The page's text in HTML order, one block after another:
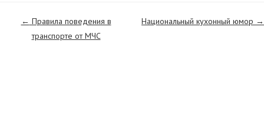
Страницы
← Правила поведения в
транспорте от МЧС
Национальный кухонный юмор →